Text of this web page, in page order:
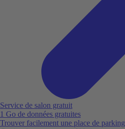
Service de salon gratuit
1 Go de données gratuites
Trouver facilement une place de parking